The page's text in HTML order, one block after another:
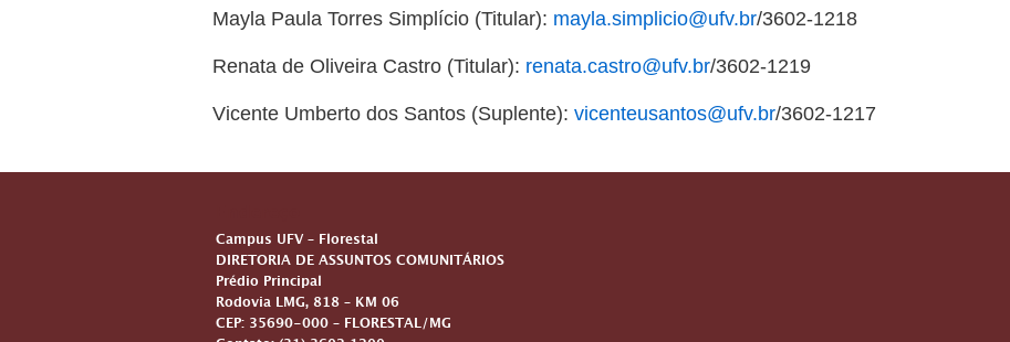
Mayla Paula Torres Simplício (Titular): mayla.simplicio@ufv.br/3602-1218
Renata de Oliveira Castro (Titular): renata.castro@ufv.br/3602-1219
Vicente Umberto dos Santos (Suplente): vicenteusantos@ufv.br/3602-1217
Campus UFV – Florestal
DIRETORIA DE ASSUNTOS COMUNITÁRIOS
Prédio Principal
Rodovia LMG, 818 – KM 06
CEP: 35690-000 – FLORESTAL/MG